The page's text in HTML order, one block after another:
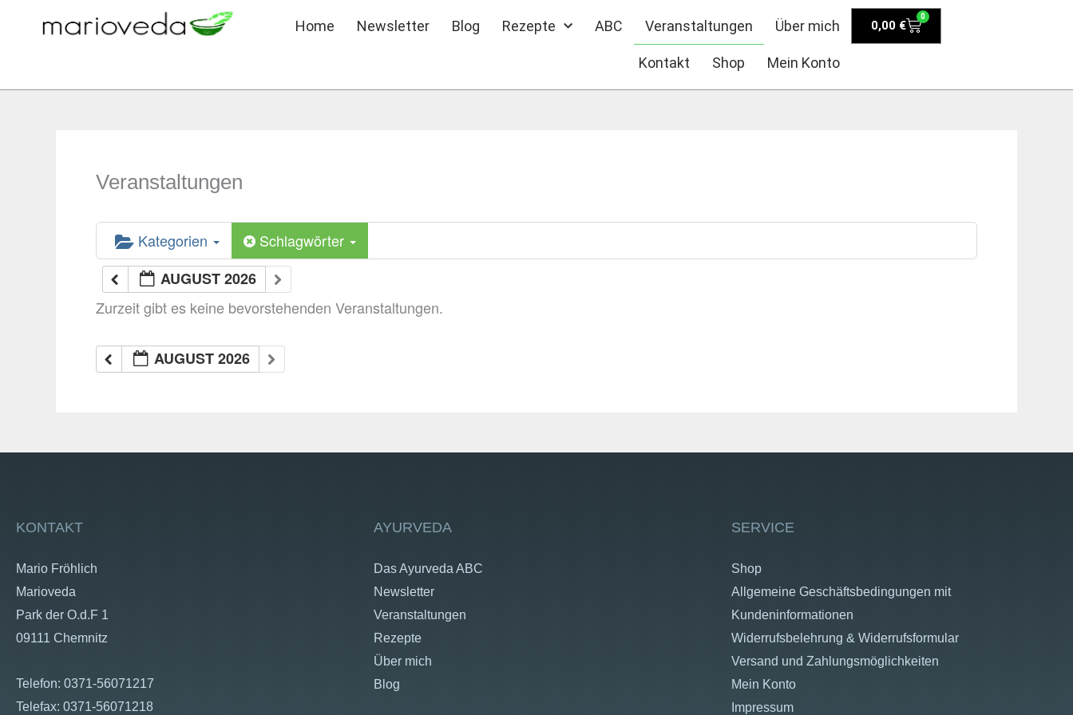
Home Newsletter Blog Rezepte ABC Veranstaltungen Über mich
Kontakt Shop Mein Konto
0,00 €
0
Warenkorb
Veranstaltungen
Kategorien
Schlagwörter
AUGUST 2026
Zurzeit gibt es keine bevorstehenden Veranstaltungen.
AUGUST 2026
KONTAKT
Mario Fröhlich
Marioveda
Park der O.d.F 1
09111 Chemnitz
Telefon: 0371-56071217
Telefax: 0371-56071218
AYURVEDA
Das Ayurveda ABC
Newsletter
Veranstaltungen
Rezepte
Über mich
Blog
SERVICE
Shop
Allgemeine Geschäftsbedingungen mit
Kundeninformationen
Widerrufsbelehrung & Widerrufsformular
Versand und Zahlungsmöglichkeiten
Mein Konto
Impressum